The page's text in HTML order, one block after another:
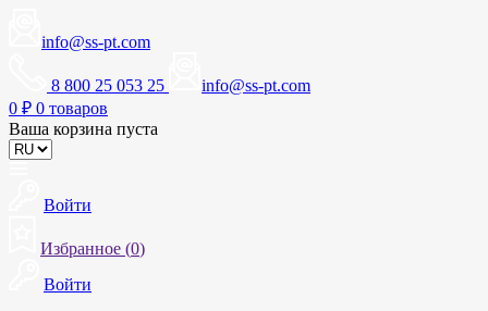
info@ss-pt.com
8 800 25 053 25
info@ss-pt.com
0 ₽ 0 товаров
Ваша корзина пуста
Войти
Избранное (0)
Войти